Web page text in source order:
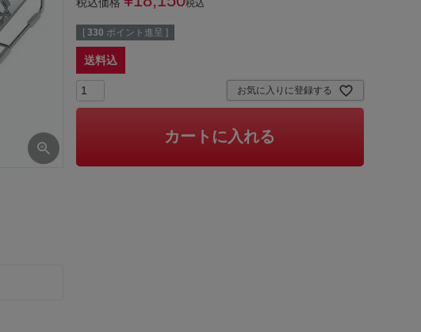
税込
[ 330 ポイント進呈 ]
送料込
お気に入りに登録する
カートに入れる